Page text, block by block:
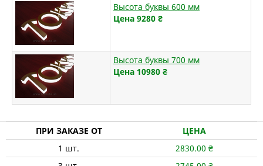
Высота буквы 600 мм
Цена 9280 ₴
Высота буквы 700 мм
Цена 10980 ₴
ПРИ ЗАКАЗЕ ОТ
ЦЕНА
1 шт. 2830.00 ₴